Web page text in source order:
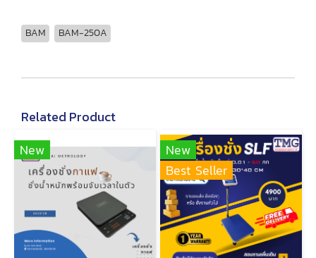
BAM BAM-250A
Related Product
New
New
Best Seller